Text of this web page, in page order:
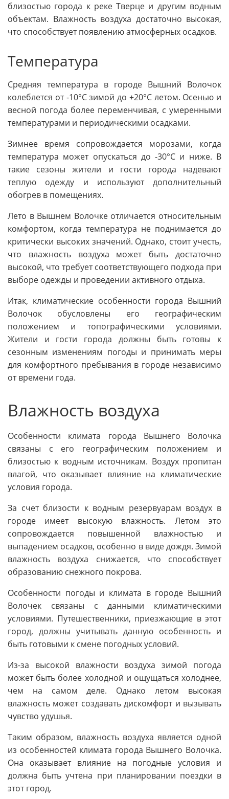
близостью города к реке Тверце и другим водным
объектам. Влажность воздуха достаточно высокая,
что способствует появлению атмосферных осадков.
Температура
Средняя температура в городе Вышний Волочок
колеблется от -10°C зимой до +20°C летом. Осенью и
весной погода более переменчивая, с умеренными
температурами и периодическими осадками.
Зимнее время сопровождается морозами, когда
температура может опускаться до -30°C и ниже. В
такие сезоны жители и гости города надевают
теплую одежду и используют дополнительный
обогрев в помещениях.
Лето в Вышнем Волочке отличается относительным
комфортом, когда температура не поднимается до
критически высоких значений. Однако, стоит учесть,
что влажность воздуха может быть достаточно
высокой, что требует соответствующего подхода при
выборе одежды и проведении активного отдыха.
Итак, климатические особенности города Вышний
Волочок обусловлены его географическим
положением и топографическими условиями.
Жители и гости города должны быть готовы к
сезонным изменениям погоды и принимать меры
для комфортного пребывания в городе независимо
от времени года.
Влажность воздуха
Особенности климата города Вышнего Волочка
связаны с его географическим положением и
близостью к водным источникам. Воздух пропитан
влагой, что оказывает влияние на климатические
условия города.
За счет близости к водным резервуарам воздух в
городе имеет высокую влажность. Летом это
сопровождается повышенной влажностью и
выпадением осадков, особенно в виде дождя. Зимой
влажность воздуха снижается, что способствует
образованию снежного покрова.
Особенности погоды и климата в городе Вышний
Волочек связаны с данными климатическими
условиями. Путешественники, приезжающие в этот
город, должны учитывать данную особенность и
быть готовыми к смене погодных условий.
Из-за высокой влажности воздуха зимой погода
может быть более холодной и ощущаться холоднее,
чем на самом деле. Однако летом высокая
влажность может создавать дискомфорт и вызывать
чувство удушья.
Таким образом, влажность воздуха является одной
из особенностей климата города Вышнего Волочка.
Она оказывает влияние на погодные условия и
должна быть учтена при планировании поездки в
этот город.